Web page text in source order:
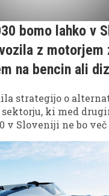
bomo lahko v
z motorjem
na bencin ali
strategijo o
ki med
v Sloveniji ne bo
z notranjim
Strategija
in hibridna
fosilna goriva.